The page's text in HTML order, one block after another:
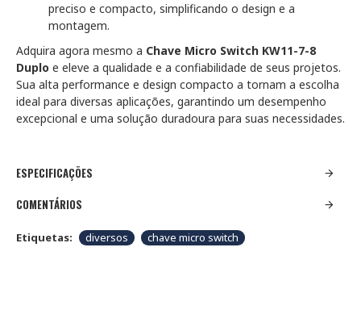
preciso e compacto, simplificando o design e a
montagem.
Adquira agora mesmo a Chave Micro Switch KW11-7-8
Duplo e eleve a qualidade e a confiabilidade de seus projetos.
Sua alta performance e design compacto a tornam a escolha
ideal para diversas aplicações, garantindo um desempenho
excepcional e uma solução duradoura para suas necessidades.
ESPECIFICAÇÕES
COMENTÁRIOS
Etiquetas: diversos chave micro switch